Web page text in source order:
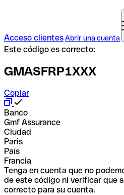
Acceso clientesAbrir una cuenta
Este código es correcto:
GMASFRP1XXX
Copiar
Banco
Gmf Assurance
Ciudad
Paris
País
Francia
Tenga en cuenta que no
de este código ni verificar que
correcto para su cuenta.